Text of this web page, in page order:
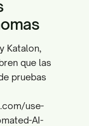
Katalon,
que las
pruebas
use-
AI-